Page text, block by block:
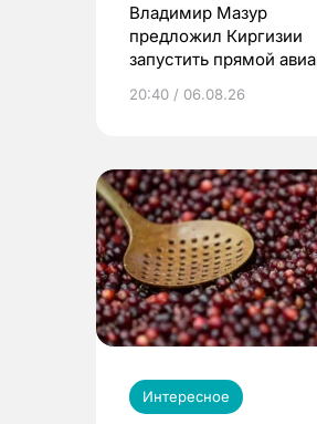
Владимир Мазур
предложил Киргизии
запустить прямой
20:40 / 06.08.26
Интересное